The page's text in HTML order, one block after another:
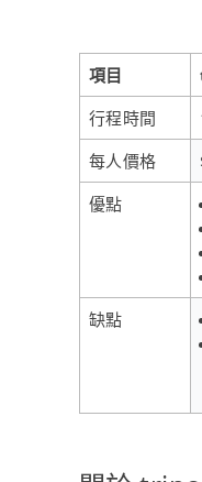
項目
行程時間
每人價格
優點
缺點